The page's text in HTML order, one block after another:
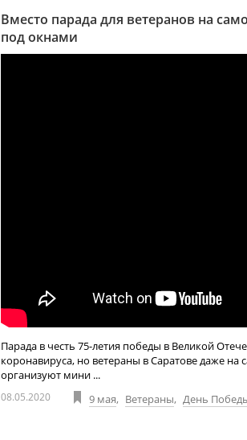
Вместо парада для ветеранов на
под окнами
Парада в честь 75-летия победы в Великой
коронавируса, но ветераны в Саратове даже
организуют мини ...
08.05.2020 9 мая, Ветераны, День